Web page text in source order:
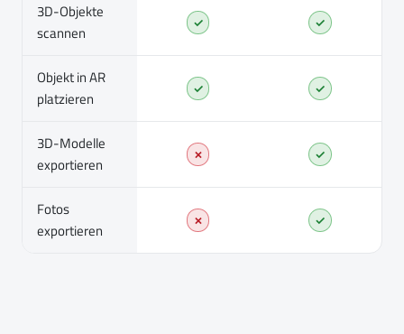
3D-Objekte
scannen
✓ ✓
Objekt in AR
platzieren
✓ ✓
3D-Modelle
exportieren
✗ ✓
Fotos
exportieren
✗ ✓